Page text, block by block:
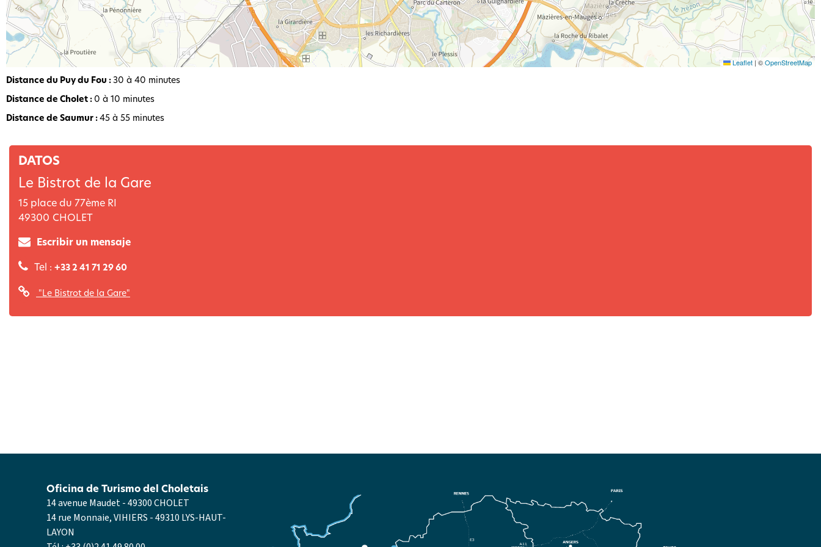
Leaflet | ©OpenStreetMap
Distance du Puy du Fou :30 à 40 minutes
Distance de Cholet : 0 à 10 minutes
Distance de Saumur :45 à 55 minutes
DATOS
Le Bistrot de la Gare
15 place du 77ème RI
49300 CHOLET
Escribir un mensaje
Tel : +33 2 41 71 29 60
"Le Bistrot de la Gare"
14 avenue Maudet - 49300 CHOLET
14 rue Monnaie, VIHIERS - 49310 LYS-HAUT-
LAYON
Oficina de Turismo del Choletais